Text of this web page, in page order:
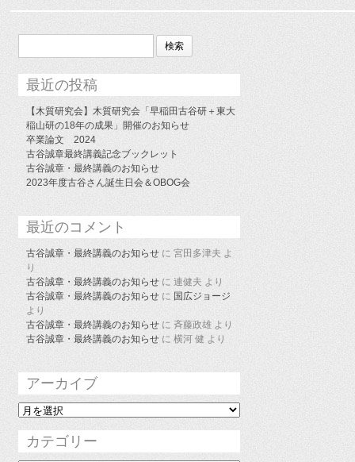
検
最近の投稿
【木質研究会】木質研究会「早稲田古谷研＋東大
稲山研の18年の成果」開催のお知らせ
卒業論文 2024
古谷誠章最終講義記念ブックレット
古谷誠章・最終講義のお知らせ
2023年度古谷さん誕生日会＆OBOG会
最近のコメント
古谷誠章・最終講義のお知らせ に宮田多津夫 よ
り
古谷誠章・最終講義のお知らせ に連健夫 より
古谷誠章・最終講義のお知らせ に 国広ジョージ
より
古谷誠章・最終講義のお知らせ に 斉藤政雄 より
古谷誠章・最終講義のお知らせ に横河 健 より
アーカイブ
ア
イ
カテゴリー